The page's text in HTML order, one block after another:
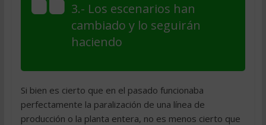
3.- Los escenarios han
cambiado y lo seguirán
haciendo
Si bien es cierto que en el pasado funcionaba
perfectamente la paralización de una línea de
producción o la planta entera, no es menos cierto que